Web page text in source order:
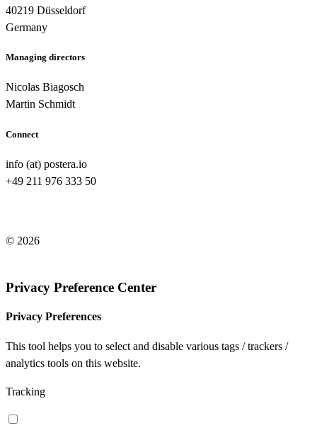
40219 Düsseldorf
Germany
Managing directors
Nicolas Biagosch
Martin Schmidt
Connect
info (at) postera.io
+49 211 976 333 50
© 2026
Privacy Preference Center
Privacy Preferences
This tool helps you to select and disable various tags / trackers /
analytics tools on this website.
Tracking